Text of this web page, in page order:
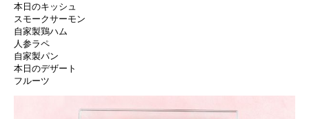
本日のキッシュ
スモークサーモン
自家製鶏ハム
人参ラペ
自家製パン
本日のデザート
フルーツ